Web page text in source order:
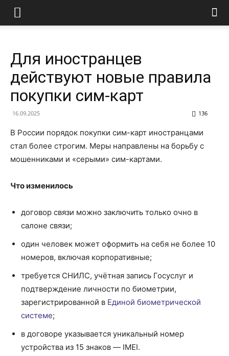
Для иностранцев
действуют новые правила
покупки сим-карт
16.09.2025 136
В России порядок покупки сим-карт иностранцами
стал более строгим. Меры направлены на борьбу с
мошенниками и «серыми» сим-картами.
Что изменилось
договор связи можно заключить только очно в
салоне связи;
один человек может оформить на себя не более 10
номеров, включая корпоративные;
требуется СНИЛС, учётная запись Госуслуг и
подтверждение личности по биометрии,
зарегистрированной в Единой биометрической
системе;
в договоре указывается уникальный номер
устройства из 15 знаков — IMEI.